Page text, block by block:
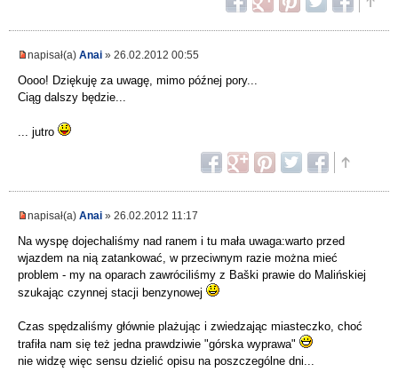
napisał(a) Anai » 26.02.2012 00:55
Oooo! Dziękuję za uwagę, mimo późnej pory...
Ciąg dalszy będzie...
... jutro
napisał(a) Anai » 26.02.2012 11:17
Na wyspę dojechaliśmy nad ranem i tu mała uwaga:warto przed
wjazdem na nią zatankować, w przeciwnym razie można mieć
problem - my na oparach zawróciliśmy z Baški prawie do Malińskiej
szukając czynnej stacji benzynowej
Czas spędzaliśmy głównie plażując i zwiedzając miasteczko, choć
trafiła nam się też jedna prawdziwie "górska wyprawa"
nie widzę więc sensu dzielić opisu na poszczególne dni...